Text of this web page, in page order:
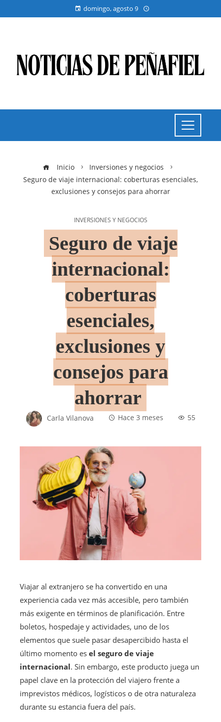
domingo, agosto 9
Inicio
Inversiones y negocios
Seguro de viaje internacional: coberturas esenciales,
exclusiones y consejos para ahorrar
INVERSIONES Y NEGOCIOS
Seguro de viaje
internacional:
coberturas
esenciales,
exclusiones y
consejos para
ahorrar
Carla Vilanova Hace 3 meses 55
Viajar al extranjero se ha convertido en una
experiencia cada vez más accesible, pero también
más exigente en términos de planificación. Entre
boletos, hospedaje y actividades, uno de los
elementos que suele pasar desapercibido hasta el
último momento es el seguro de viaje
internacional. Sin embargo, este producto juega un
papel clave en la protección del viajero frente a
imprevistos médicos, logísticos o de otra naturaleza
durante su estancia fuera del país.